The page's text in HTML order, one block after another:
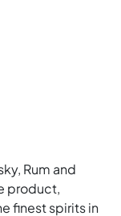
Rum and
product,
finest spirits in